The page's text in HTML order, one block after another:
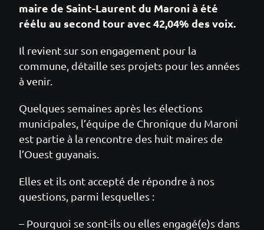
maire de Saint-Laurent du Maroni à été
réélu au second tour avec 42,04% des voix.
Il revient sur son engagement pour la
commune, détaille ses projets pour les années
à venir.
Quelques semaines après les élections
municipales, l’équipe de Chronique du Maroni
est partie à la rencontre des huit maires de
l’Ouest guyanais.
Elles et ils ont accepté de répondre à nos
questions, parmi lesquelles :
– Pourquoi se sont-ils ou elles engagé(e)s dans